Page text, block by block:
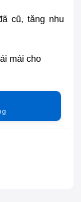
cũ, tăng nhu
mái cho